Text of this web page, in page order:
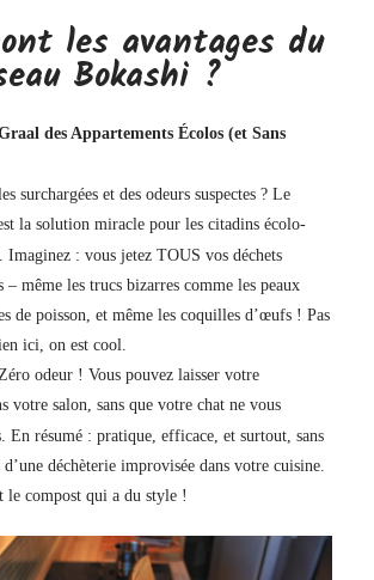
les avantages du
Bokashi ?
des Appartements Écolos (et Sans
surchargées et des odeurs suspectes ? Le
la solution miracle pour les citadins écolo-
Imaginez : vous jetez TOUS vos déchets
– même les trucs bizarres comme les peaux
de poisson, et même les coquilles d’œufs ! Pas
ici, on est cool.
odeur ! Vous pouvez laisser votre
votre salon, sans que votre chat ne vous
En résumé : pratique, efficace, et surtout, sans
déchèterie improvisée dans votre cuisine.
le compost qui a du style !